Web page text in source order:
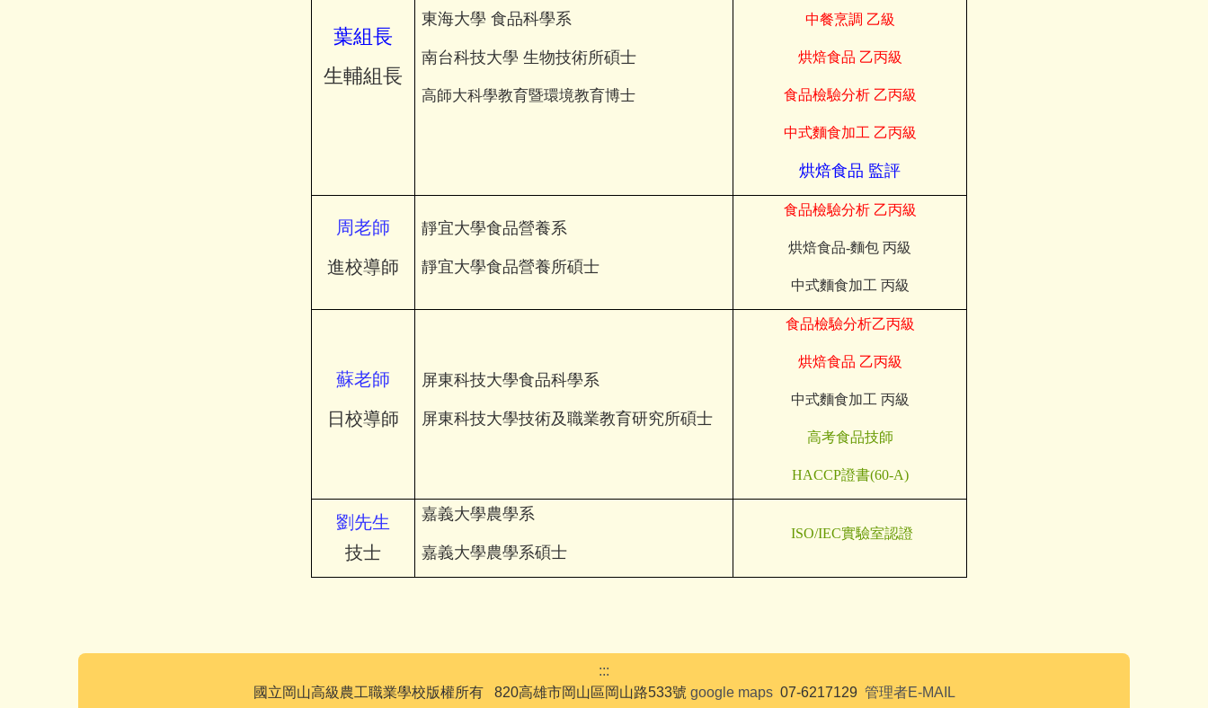
葉組長
生輔組長
東海大學 食品科學系
南台科技大學 生物技術所碩士
高師大科學教育暨環境教育博士
中餐烹調 乙級
烘焙食品 乙丙級
食品檢驗分析 乙丙級
中式麵食加工 乙丙級
烘焙食品 監評
周老師
進校導師
靜宜大學食品營養系
靜宜大學食品營養所碩士
食品檢驗分析 乙丙級
烘焙食品-麵包 丙級
中式麵食加工 丙級
蘇老師
日校導師
屏東科技大學食品科學系
屏東科技大學技術及職業教育研究所碩士
食品檢驗分析乙丙級
烘焙食品 乙丙級
中式麵食加工 丙級
高考食品技師
HACCP證書(60-A)
劉先生
技士
嘉義大學農學系
嘉義大學農學系碩士
ISO/IEC實驗室認證
:::
國立岡山高級農工職業學校版權所有 820高雄市岡山區岡山路533號 google maps07-6217129 管理者E-MAIL